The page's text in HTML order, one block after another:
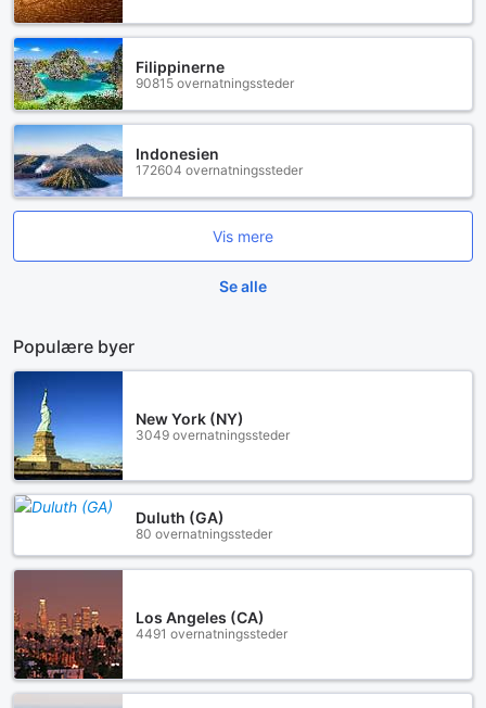
Filippinerne
90815 overnatningssteder
Indonesien
172604 overnatningssteder
Vis mere
Se alle
Populære byer
New York (NY)
3049 overnatningssteder
Duluth (GA)
80 overnatningssteder
Los Angeles (CA)
4491 overnatningssteder